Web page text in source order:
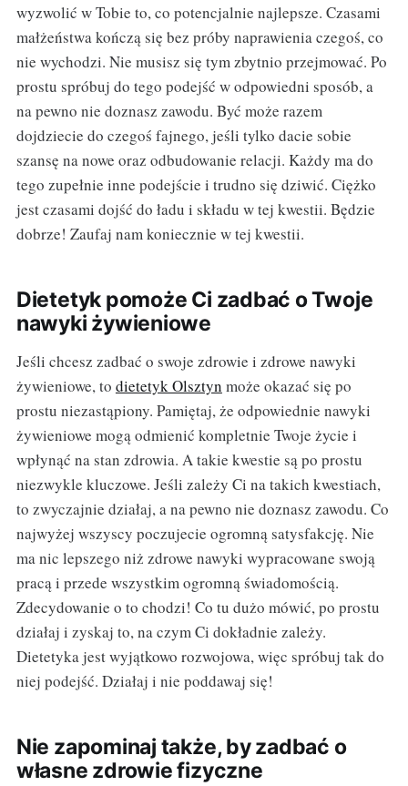
wyzwolić w Tobie to, co potencjalnie najlepsze. Czasami
małżeństwa kończą się bez próby naprawienia czegoś, co
nie wychodzi. Nie musisz się tym zbytnio przejmować. Po
prostu spróbuj do tego podejść w odpowiedni sposób, a
na pewno nie doznasz zawodu. Być może razem
dojdziecie do czegoś fajnego, jeśli tylko dacie sobie
szansę na nowe oraz odbudowanie relacji. Każdy ma do
tego zupełnie inne podejście i trudno się dziwić. Ciężko
jest czasami dojść do ładu i składu w tej kwestii. Będzie
dobrze! Zaufaj nam koniecznie w tej kwestii.
Dietetyk pomoże Ci zadbać o Twoje
nawyki żywieniowe
Jeśli chcesz zadbać o swoje zdrowie i zdrowe nawyki
żywieniowe, to dietetyk Olsztyn może okazać się po
prostu niezastąpiony. Pamiętaj, że odpowiednie nawyki
żywieniowe mogą odmienić kompletnie Twoje życie i
wpłynąć na stan zdrowia. A takie kwestie są po prostu
niezwykle kluczowe. Jeśli zależy Ci na takich kwestiach,
to zwyczajnie działaj, a na pewno nie doznasz zawodu. Co
najwyżej wszyscy poczujecie ogromną satysfakcję. Nie
ma nic lepszego niż zdrowe nawyki wypracowane swoją
pracą i przede wszystkim ogromną świadomością.
Zdecydowanie o to chodzi! Co tu dużo mówić, po prostu
działaj i zyskaj to, na czym Ci dokładnie zależy.
Dietetyka jest wyjątkowo rozwojowa, więc spróbuj tak do
niej podejść. Działaj i nie poddawaj się!
Nie zapominaj także, by zadbać o
własne zdrowie fizyczne